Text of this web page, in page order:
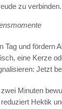
zu verbinden.
Tag und fördern
eine Kerze
Jetzt
Minuten
Hektik